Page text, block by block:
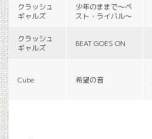
クラッシュ
ギャルズ
少年のままで〜ベ
スト・ライバル〜
クラッシュ
ギャルズ
BEAT GOES ON
Cube 希望の音